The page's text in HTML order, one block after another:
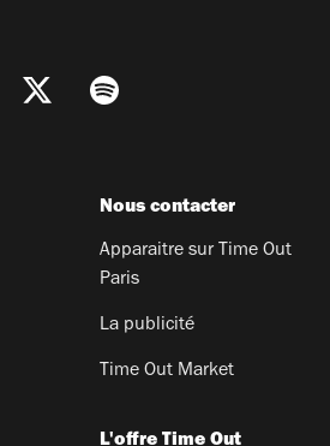
Nous contacter
Apparaitre sur Time Out
Paris
La publicité
Time Out Market
L'offre Time Out